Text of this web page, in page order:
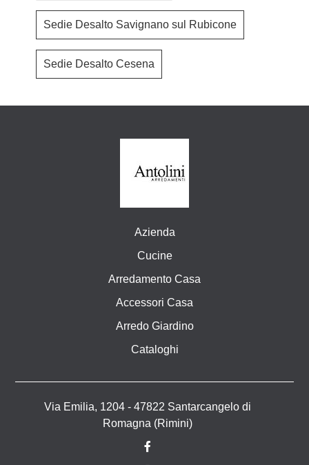
Sedie Desalto Savignano sul Rubicone
Sedie Desalto Cesena
Azienda
Cucine
Arredamento Casa
Accessori Casa
Arredo Giardino
Cataloghi
Via Emilia, 1204 - 47822 Santarcangelo di
Romagna (Rimini)